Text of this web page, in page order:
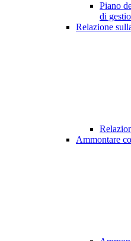
Piano
di
Relazione
Ammontare